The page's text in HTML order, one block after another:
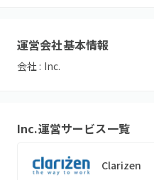
運営会社基本情報
会社 : Inc.
Inc.運営サービス一覧
Clarizen